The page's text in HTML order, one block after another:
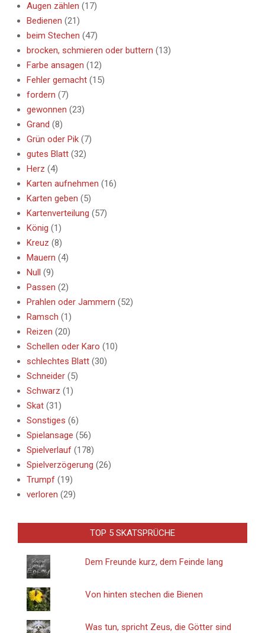
Augen zählen (17)
Bedienen (21)
beim Stechen (47)
brocken, schmieren oder buttern (13)
Farbe ansagen (12)
Fehler gemacht (15)
fordern (7)
gewonnen (23)
Grand (8)
Grün oder Pik (7)
gutes Blatt (32)
Herz (4)
Karten aufnehmen (16)
Karten geben (5)
Kartenverteilung (57)
König (1)
Kreuz (8)
Mauern (4)
Null (9)
Passen (2)
Prahlen oder Jammern (52)
Ramsch (1)
Reizen (20)
Schellen oder Karo (10)
schlechtes Blatt (30)
Schneider (5)
Schwarz (1)
Skat (31)
Sonstiges (6)
Spielansage (56)
Spielverlauf (178)
Spielverzögerung (26)
Trumpf (19)
verloren (29)
TOP 5 SKATSPRÜCHE
Dem Freunde kurz, dem Feinde lang
Von hinten stechen die Bienen
Was tun, spricht Zeus, die Götter sind